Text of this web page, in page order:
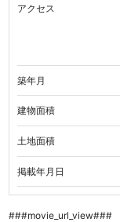
アクセス
築年月
建物面積
土地面積
掲載年月日
###movie_url_view###